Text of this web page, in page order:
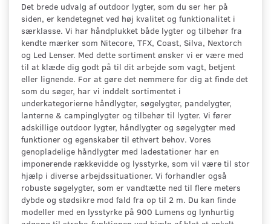
Det brede udvalg af outdoor lygter, som du ser her på
siden, er kendetegnet ved høj kvalitet og funktionalitet i
særklasse. Vi har håndplukket både lygter og tilbehør fra
kendte mærker som Nitecore, TFX, Coast, Silva, Nextorch
og Led Lenser. Med dette sortiment ønsker vi er være med
til at klæde dig godt på til dit arbejde som vagt, betjent
eller lignende. For at gøre det nemmere for dig at finde det
som du søger, har vi inddelt sortimentet i
underkategorierne håndlygter, søgelygter, pandelygter,
lanterne & campinglygter og tilbehør til lygter. Vi fører
adskillige outdoor lygter, håndlygter og søgelygter med
funktioner og egenskaber til ethvert behov. Vores
genopladelige håndlygter med ladestationer har en
imponerende rækkevidde og lysstyrke, som vil være til stor
hjælp i diverse arbejdssituationer. Vi forhandler også
robuste søgelygter, som er vandtætte ned til flere meters
dybde og stødsikre mod fald fra op til 2 m. Du kan finde
modeller med en lysstyrke på 900 Lumens og lynhurtig